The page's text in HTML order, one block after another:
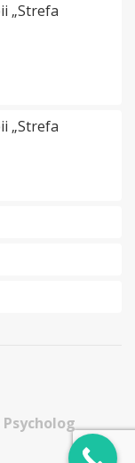
„Strefa
„Strefa
Psycholog